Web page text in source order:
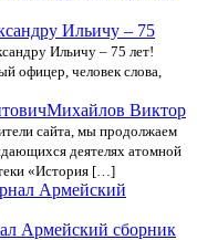
Ильичу – 75
Ильичу – 75 лет!
офицер, человек слова,
Михайлов Виктор
сайта, мы продолжаем
деятелях атомной
«История […]
Армейский сборник